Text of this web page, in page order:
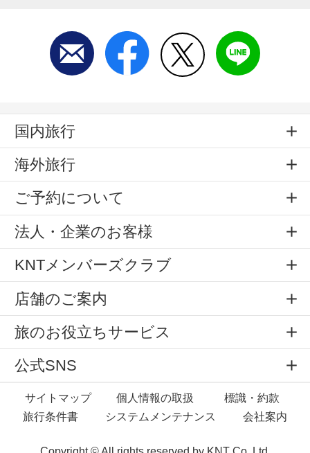
国内旅行
海外旅行
ご予約について
法人・企業のお客様
KNTメンバーズクラブ
店舗のご案内
旅のお役立ちサービス
公式SNS
サイトマップ 個人情報の取扱
標識・約款
旅行条件書
システムメンテナンス 会社案内